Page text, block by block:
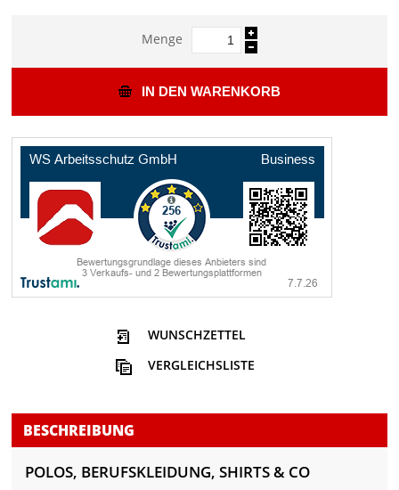
Menge
IN DEN WARENKORB
WUNSCHZETTEL
VERGLEICHSLISTE
BESCHREIBUNG
POLOS, BERUFSKLEIDUNG, SHIRTS & CO